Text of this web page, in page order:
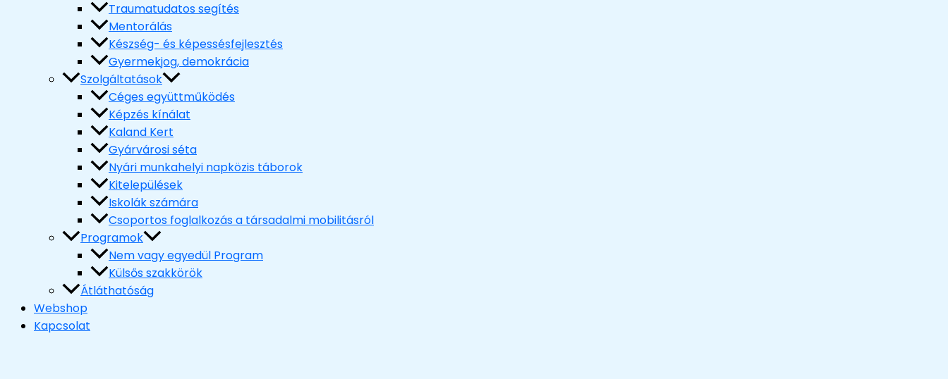
Traumatudatos segítés
Mentorálás
Készség- és képessésfejlesztés
Gyermekjog, demokrácia
Szolgáltatások
Céges együttműködés
Képzés kínálat
Kaland Kert
Gyárvárosi séta
Nyári munkahelyi napközis táborok
Kitelepülések
Iskolák számára
Csoportos foglalkozás a társadalmi mobilitásról
Programok
Nem vagy egyedül Program
Külsős szakkörök
Átláthatóság
Webshop
Kapcsolat